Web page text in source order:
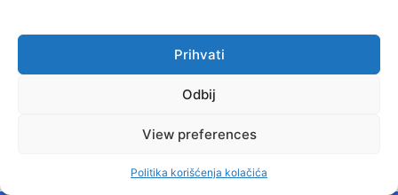
Prihvati
Odbij
View preferences
Politika korišćenja kolačića